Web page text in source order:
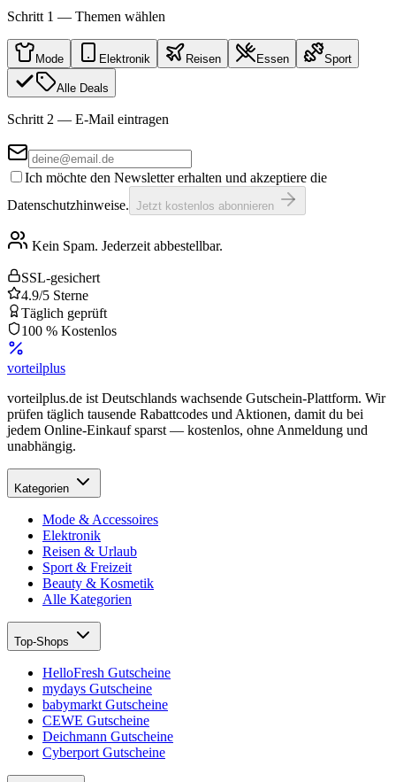
Schritt 1 — Themen wählen
Mode Elektronik Reisen Essen Sport
Alle Deals
Schritt 2 — E-Mail eintragen
Ich möchte den Newsletter erhalten und akzeptiere die
Datenschutzhinweise. Jetzt kostenlos abonnieren
Kein Spam. Jederzeit abbestellbar.
SSL-gesichert
4.9/5 Sterne
Täglich geprüft
100 % Kostenlos
vorteilplus
vorteilplus.de ist Deutschlands wachsende Gutschein-Plattform. Wir
prüfen täglich tausende Rabattcodes und Aktionen, damit du bei
jedem Online-Einkauf sparst — kostenlos, ohne Anmeldung und
unabhängig.
Kategorien
Mode & Accessoires
Elektronik
Reisen & Urlaub
Sport & Freizeit
Beauty & Kosmetik
Alle Kategorien
Top-Shops
HelloFresh Gutscheine
mydays Gutscheine
babymarkt Gutscheine
CEWE Gutscheine
Deichmann Gutscheine
Cyberport Gutscheine